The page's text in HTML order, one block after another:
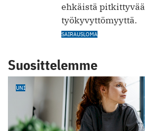
ehkäistä pitkittyvää
työkyvyttömyyttä.
SAIRAUSLOMA
Suosittelemme
UNI